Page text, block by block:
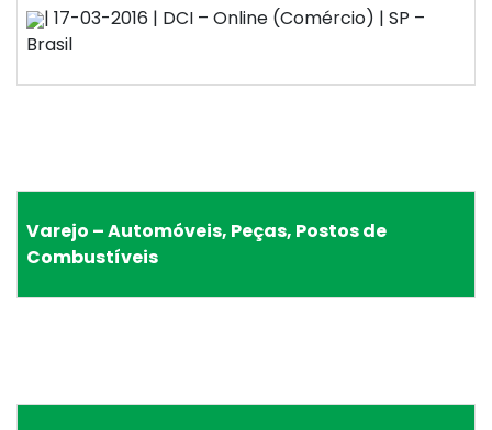
| 17-03-2016 | DCI – Online (Comércio) | SP –
Brasil
Varejo – Automóveis, Peças, Postos de
Combustíveis